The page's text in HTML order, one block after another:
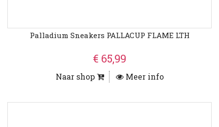
Palladium Sneakers PALLACUP FLAME LTH
€ 65,99
Naar shop Meer info